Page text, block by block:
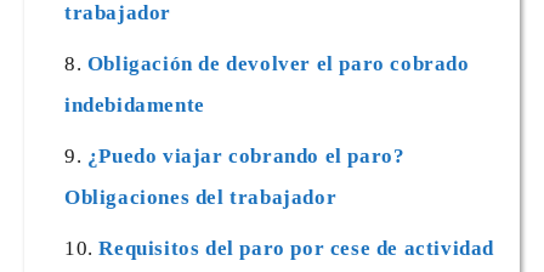
trabajador
Obligación de devolver el paro cobrado
indebidamente
¿Puedo viajar cobrando el paro?
Obligaciones del trabajador
Requisitos del paro por cese de actividad